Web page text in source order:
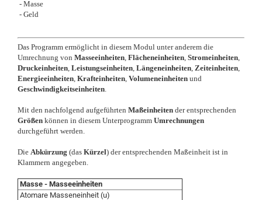
- Masse
- Geld
Das Programm ermöglicht in diesem Modul unter anderem die
Umrechnung von Masseeinheiten, Flächeneinheiten, Stromeinheiten,
Druckeinheiten, Leistungseinheiten, Längeneinheiten, Zeiteinheiten,
Energieeinheiten, Krafteinheiten, Volumeneinheiten und
Geschwindigkeitseinheiten.
Mit den nachfolgend aufgeführten Maßeinheiten der entsprechenden
Größen können in diesem Unterprogramm Umrechnungen
durchgeführt werden.
Die Abkürzung (das Kürzel) der entsprechenden Maßeinheit ist in
Klammern angegeben.
Masse - Masseeinheiten
Atomare Masseneinheit (u)